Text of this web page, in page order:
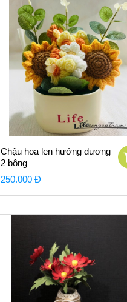
Chậu hoa len hướng dương
2 bông
250.000 Đ